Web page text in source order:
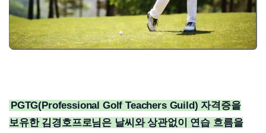
PGTG(Professional Golf Teachers Guild) 자격증을
보유한 김경호프로님은 날씨와 상관없이 연습 흐름을